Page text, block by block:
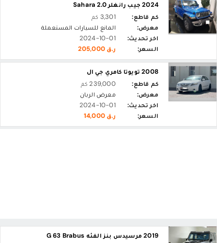
2024 جيب رانغلر Sahara 2.0
كم قاطع:
3,301 كم
معرض:
المانع للسيارات المستعملة
اخر تحديث:
2024-10-01
السعر:
ر.ق 205,000
2008 تويوتا كامري جي ال
كم قاطع:
239,000 كم
معرض:
معرض الربان
اخر تحديث:
2024-10-01
السعر:
ر.ق 14,000
2019 مرسيدس بنز الفئه G 63 Brabus